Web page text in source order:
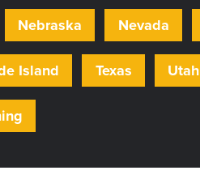
Nebraska Nevada
Island Texas Utah